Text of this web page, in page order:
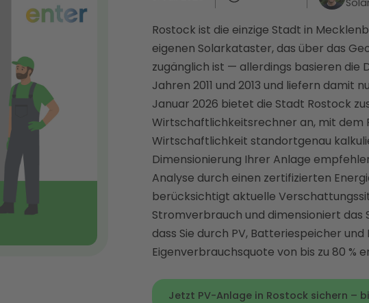
Rostock ist die einzige Stadt in
eigenen Solarkataster, das über das
zugänglich ist — allerdings basieren die
Jahren 2011 und 2013 und liefern damit
Januar 2026 bietet die Stadt Rostock
Wirtschaftlichkeitsrechner an, mit dem
Wirtschaftlichkeit standortgenau
Dimensionierung Ihrer Anlage
Analyse durch einen zertifizierten
berücksichtigt aktuelle
Stromverbrauch und dimensioniert das
dass Sie durch PV, Batteriespeicher
Eigenverbrauchsquote von bis zu 80 %
Jetzt PV-Anlage in Rostock sichern –